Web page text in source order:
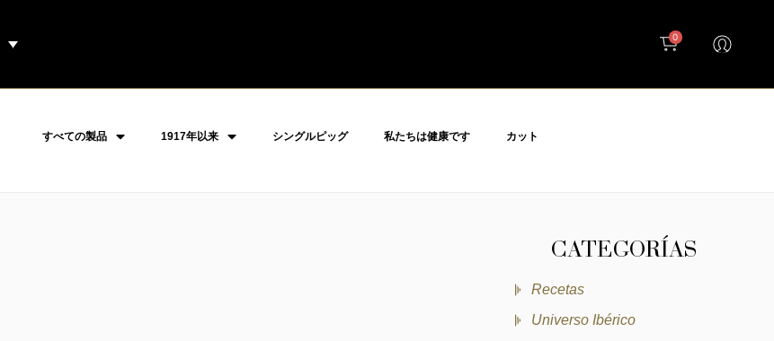
0
すべての製品 1917年以来 シングルピッグ 私たちは健康です カット
CATEGORÍAS
Recetas
Universo Ibérico